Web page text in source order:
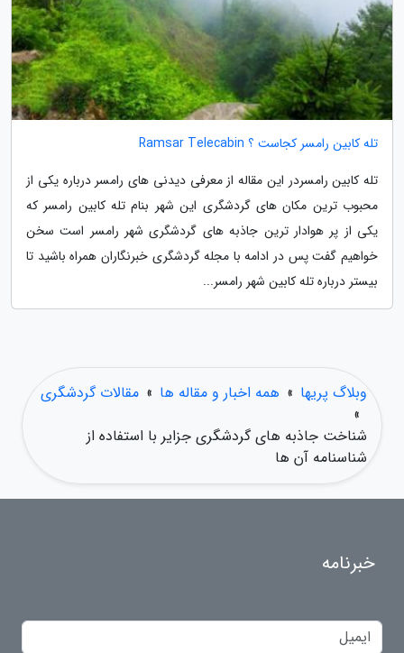
تله کابین رامسر کجاست ؟ Ramsar Telecabin
تله کابین رامسردر این مقاله از معرفی دیدنی های رامسر درباره یکی از
محبوب ترین مکان های گردشگری این شهر بنام تله کابین رامسر که
یکی از پر هوادار ترین جاذبه های گردشگری شهر رامسر است سخن
خواهیم گفت پس در ادامه با مجله گردشگری خبرنگاران همراه باشید تا
بیستر درباره تله کابین شهر رامسر...
وبلاگ پریها » همه اخبار و مقاله ها » مقالات گردشگری
»
شناخت جاذبه های گردشگری جزایر با استفاده از
شناسنامه آن ها
خبرنامه